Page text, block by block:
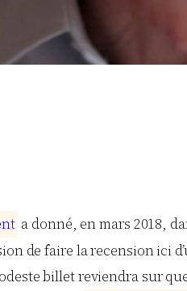
nt a donné, en mars 2018,
de faire la recension ici
billet reviendra sur